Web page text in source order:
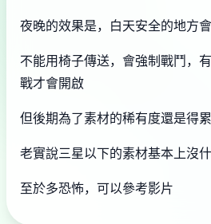
夜晚的效果是，白天安全的地方
不能用椅子傳送，會強制戰鬥，
戰才會開啟
但後期為了素材的稀有度還是得
老實說三星以下的素材基本上沒
至於多恐怖，可以參考影片